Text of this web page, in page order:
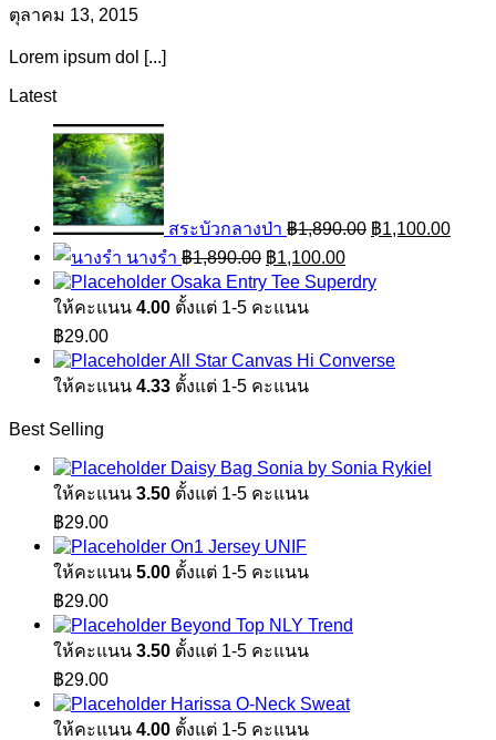
ตุลาคม 13, 2015
Lorem ipsum dol [...]
Latest
สระบัวกลางป่า ฿1,890.00 ฿1,100.00
นางรำ ฿1,890.00 Original
price
was:
฿1,890.00.
฿1,100.00Current
price
is:
Osaka Entry Tee Superdry
ให้คะแนน 4.00 ตั้งแต่ 1-5 คะแนน
฿29.00
All Star Canvas Hi Converse
ให้คะแนน 4.33 ตั้งแต่ 1-5 คะแนน
Best Selling
Daisy Bag Sonia by Sonia Rykiel
ให้คะแนน 3.50 ตั้งแต่ 1-5 คะแนน
฿29.00
On1 Jersey UNIF
ให้คะแนน 5.00 ตั้งแต่ 1-5 คะแนน
฿29.00
Beyond Top NLY Trend
ให้คะแนน 3.50 ตั้งแต่ 1-5 คะแนน
฿29.00
Harissa O-Neck Sweat
ให้คะแนน 4.00 ตั้งแต่ 1-5 คะแนน